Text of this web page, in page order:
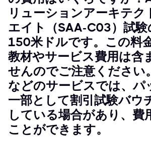
リューションアーキテク
エイト（SAA-C03）試験
150米ドルです。この料
教材やサービス費用は含
せんのでご注意ください
などのサービスでは、パ
一部として割引試験バウ
している場合があり、費
ことができます。